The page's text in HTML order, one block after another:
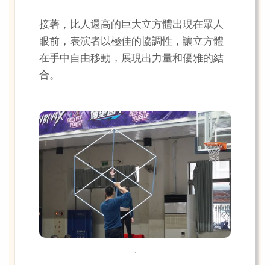
接著，比人還高的巨大立方體出現在眾人
眼前，表演者以極佳的協調性，讓立方體
在手中自由移動，展現出力量和優雅的結
合。
.